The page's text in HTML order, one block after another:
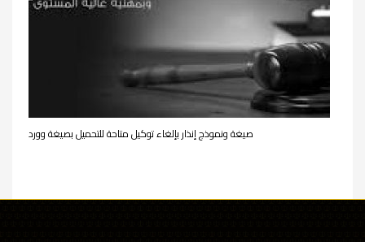
صيغة ونموذج إنذار بإلغاء توكيل متاحة للتحميل بصيغة وورد